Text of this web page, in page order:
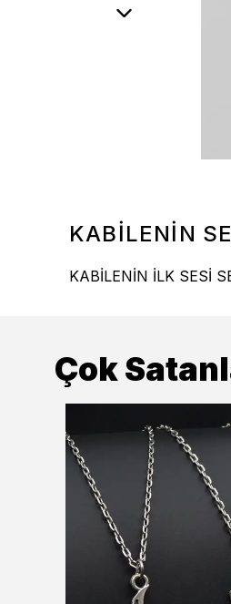
KABİLENİN
KABİLENİN İLK SESİ
Çok